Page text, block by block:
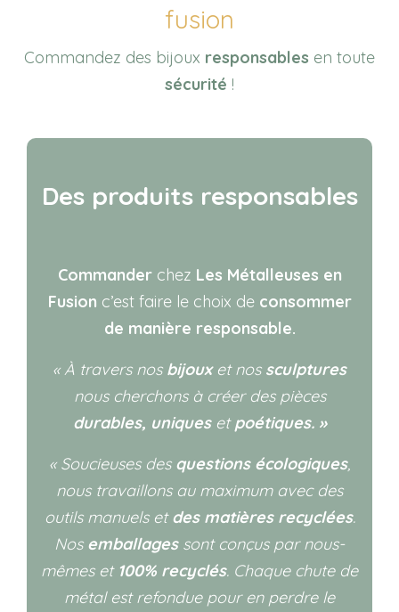
fusion
Commandez des bijoux responsables en toute
sécurité !
Des produits responsables
Commanderchez Les Métalleuses en
Fusion c’est faire le choix de consommer
de manière responsable.
« À travers nos bijouxet nos sculptures
nous cherchons à créer des pièces
durables, uniquesetpoétiques. »
« Soucieuses des questions écologiques,
nous travaillons au maximum avec des
outils manuels etdes matières recyclées.
Nos emballagessont conçus par nous-
mêmes et 100% recyclés. Chaque chute de
métal est refondue pour en perdre le